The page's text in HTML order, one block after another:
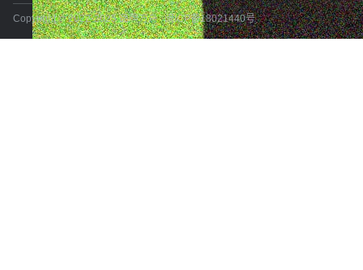
Copyright © 2022-2025 品牌方舟 闽ICP备18021440号